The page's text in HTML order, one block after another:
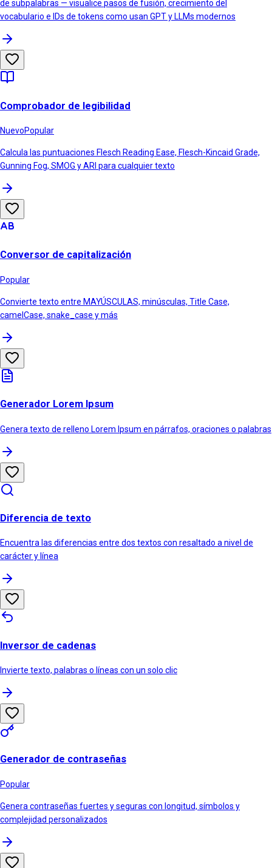
de subpalabras — visualice pasos de fusión, crecimiento del
vocabulario e IDs de tokens como usan GPT y LLMs modernos
Comprobador de legibilidad
NuevoPopular
Calcula las puntuaciones Flesch Reading Ease, Flesch-Kincaid Grade,
Gunning Fog, SMOG y ARI para cualquier texto
Conversor de capitalización
Popular
Convierte texto entre MAYÚSCULAS, minúsculas, Title Case,
camelCase, snake_case y más
Generador Lorem Ipsum
Genera texto de relleno Lorem Ipsum en párrafos, oraciones o palabras
Diferencia de texto
Encuentra las diferencias entre dos textos con resaltado a nivel de
carácter y línea
Inversor de cadenas
Invierte texto, palabras o líneas con un solo clic
Generador de contraseñas
Popular
Genera contraseñas fuertes y seguras con longitud, símbolos y
complejidad personalizados